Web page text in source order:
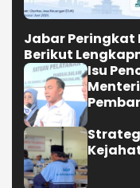
Jabar Peringkat
Berikut
Isu